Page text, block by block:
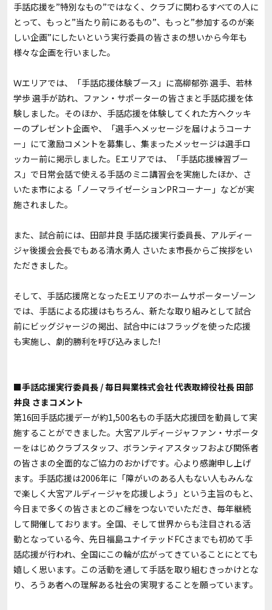
手話応援を”特別なもの”ではなく、クラブに関わるすべての人に
とって、もっと”当たり前にあるもの”、もっと”参加するのが楽
しい企画”にしたいという実行委員の皆さまの想いから今年も
様々な企画を行いました。
Ｗエリアでは、「手話応援体験ブース」に高柳郁弥 選手、若林
学歩 選手が訪れ、ファン・サポーターの皆さまと手話応援を体
験しました。そのほか、手話応援を体験してくれた方へクッキ
ーのプレゼント企画や、「選手へメッセージを届けようコーナ
ー」にて激励コメントを募集し、集まったメッセージは選手ロ
ッカー前に掲示しました。Eエリアでは、「手話応援練習ブー
ス」で日常会話で使える手話のミニ講習会を実施したほか、さ
いたま市による「ノーマライゼーションPRコーナー」などが実
施されました。
また、試合前には、田部井良 手話応援実行委員長、アルディー
ジャ後援会会長でもある清水勇人 さいたま市長からご挨拶をい
ただきました。
そして、手話応援席となったEエリアのホームサポーターゾーン
では、手話による応援はもちろん、新たな取り組みとして試合
前にビッグジャージの掲出、試合中にはフラッグを使った応援
も実施し、劇的勝利を呼び込みました!
■手話応援実行委員長 / 毎日興業株式会社 代表取締役社長 田部
井良 さまコメント
第16回手話応援デーが約1,500名もの手話大応援団を動員して実
施することができました。大宮アルディージャファン・サポータ
ーをはじめクラブスタッフ、ボランティアスタッフおよび関係者
の皆さまの全面的なご協力のおかげです。心より感謝申し上げ
ます。手話応援は2006年に「障がいのある人もない人もみんな
で楽しく大宮アルディージャを応援しよう」という主旨のもと、
今日まで多くの皆さまとのご縁をつないでいただき、毎年継続
して開催しております。全国、そして世界からも注目される活
動となっている今、先日福島ユナイテッドFCさまでも初めて手
話応援が行われ、全国にこの輪が広がってきていることにとても
嬉しく思います。この活動を通して手話を取り組むきっかけとな
り、ろうあ者への理解ある社会の実現することを願っています。